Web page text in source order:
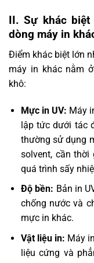
II. Sự khác biệt
dòng máy in
Điểm khác biệt lớn
máy in khác nằm
khô:
Mực in UV: Máy
lập tức dưới tác
thường sử dụng
solvent, cần
quá trình sấy
Độ bền: Bản in
chống nước và
mực in khác.
Vật liệu in: Máy
liệu cứng và